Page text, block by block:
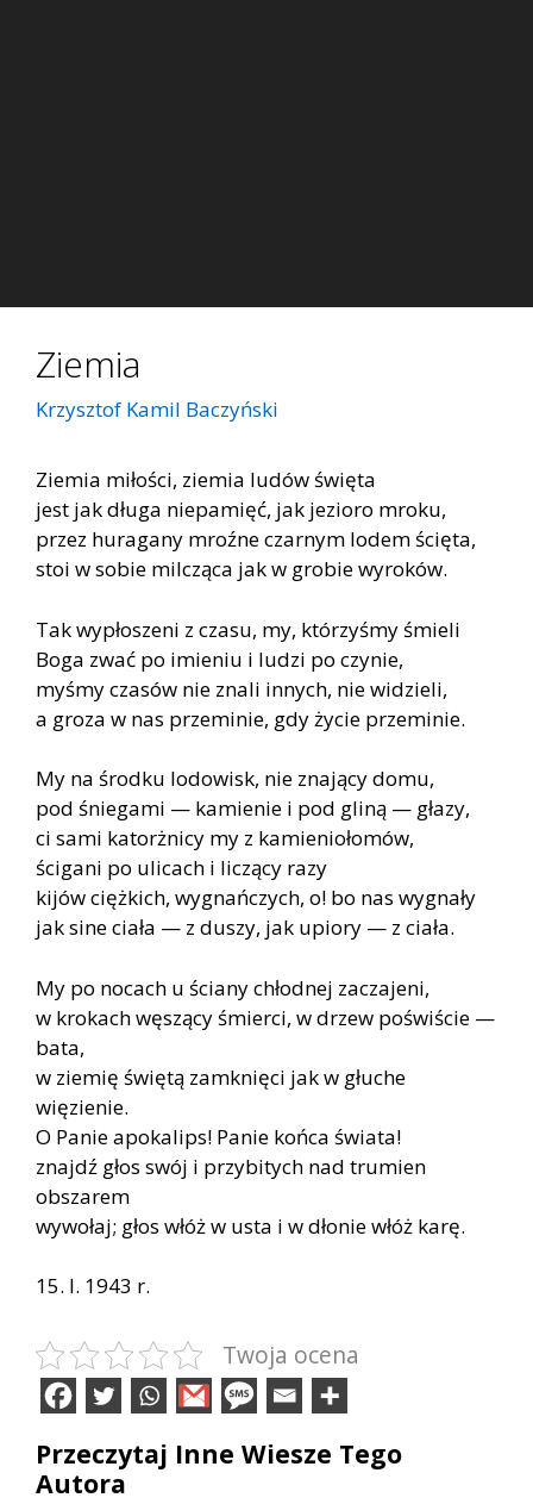
Ziemia
Krzysztof Kamil Baczyński
Ziemia miłości, ziemia ludów święta
jest jak długa niepamięć, jak jezioro mroku,
przez huragany mroźne czarnym lodem ścięta,
stoi w sobie milcząca jak w grobie wyroków.
Tak wypłoszeni z czasu, my, którzyśmy śmieli
Boga zwać po imieniu i ludzi po czynie,
myśmy czasów nie znali innych, nie widzieli,
a groza w nas przeminie, gdy życie przeminie.
My na środku lodowisk, nie znający domu,
pod śniegami — kamienie i pod gliną — głazy,
ci sami katorżnicy my z kamieniołomów,
ścigani po ulicach i liczący razy
kijów ciężkich, wygnańczych, o! bo nas wygnały
jak sine ciała — z duszy, jak upiory — z ciała.
My po nocach u ściany chłodnej zaczajeni,
w krokach węszący śmierci, w drzew poświście —
bata,
w ziemię świętą zamknięci jak w głuche
więzienie.
O Panie apokalips! Panie końca świata!
znajdź głos swój i przybitych nad trumien
obszarem
wywołaj; głos włóż w usta i w dłonie włóż karę.
15. I. 1943 r.
Twoja ocena
Przeczytaj Inne Wiesze Tego
Autora